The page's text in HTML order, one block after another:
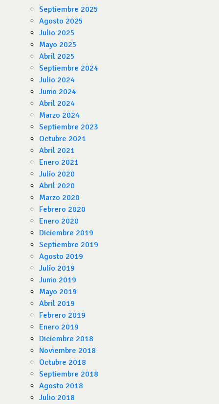
Septiembre 2025
Agosto 2025
Julio 2025
Mayo 2025
Abril 2025
Septiembre 2024
Julio 2024
Junio 2024
Abril 2024
Marzo 2024
Septiembre 2023
Octubre 2021
Abril 2021
Enero 2021
Julio 2020
Abril 2020
Marzo 2020
Febrero 2020
Enero 2020
Diciembre 2019
Septiembre 2019
Agosto 2019
Julio 2019
Junio 2019
Mayo 2019
Abril 2019
Febrero 2019
Enero 2019
Diciembre 2018
Noviembre 2018
Octubre 2018
Septiembre 2018
Agosto 2018
Julio 2018